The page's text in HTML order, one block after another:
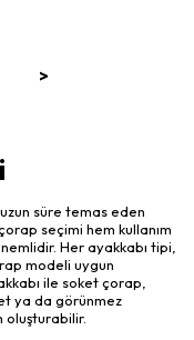
>
süre temas eden
seçimi hem kullanım
Her ayakkabı tipi,
modeli uygun
ile soket çorap,
ya da görünmez